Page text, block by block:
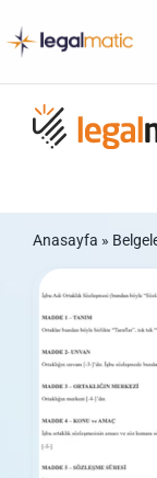
content
Anasayfa »